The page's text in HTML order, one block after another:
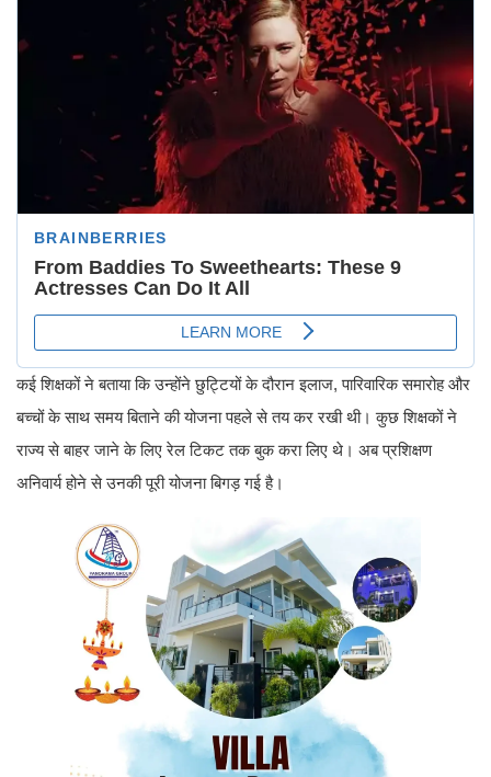
कई शिक्षकों ने बताया कि उन्होंने छुट्टियों के दौरान इलाज, पारिवारिक समारोह और
बच्चों के साथ समय बिताने की योजना पहले से तय कर रखी थी। कुछ शिक्षकों ने
राज्य से बाहर जाने के लिए रेल टिकट तक बुक करा लिए थे। अब प्रशिक्षण
अनिवार्य होने से उनकी पूरी योजना बिगड़ गई है।